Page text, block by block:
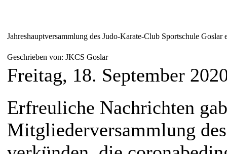
Jahreshauptversammlung des Judo-Karate-Club Sportschule Goslar
Geschrieben von: JKCS Goslar
Freitag, 18. September
Erfreuliche Nachrichten
Mitgliederversammlung